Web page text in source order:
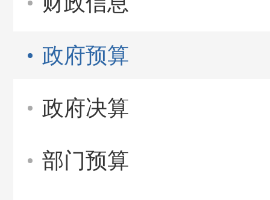
政府预算
政府决算
部门预算